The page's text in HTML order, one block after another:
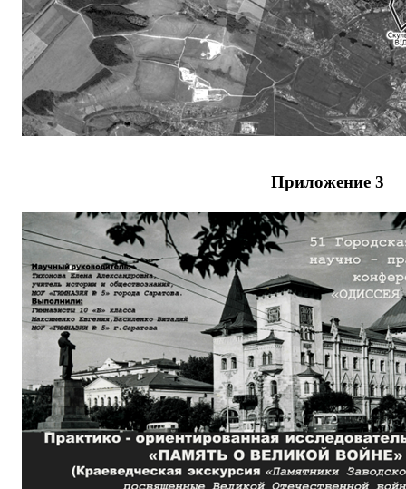
Приложение 3